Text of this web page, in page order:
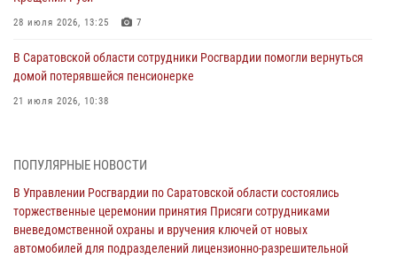
28 июля 2026, 13:25 7
В Саратовской области сотрудники Росгвардии помогли вернуться
домой потерявшейся пенсионерке
21 июля 2026, 10:38
вневедомственной охраны и вручения ключей от новых
автомобилей для подразделений лицензионно-разрешительной
работы и государственного контроля.
18 июля 2026, 13:37 10 1
ПОПУЛЯРНЫЕ НОВОСТИ
В Управлении Росгвардии по Саратовской области состоялись
торжественные церемонии принятия Присяги сотрудниками
вневедомственной охраны и вручения ключей от новых
автомобилей для подразделений лицензионно-разрешительной